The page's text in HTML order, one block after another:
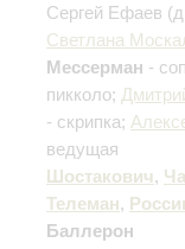
Сергей Ефаев
Светлана
Мессерман -
пикколо;
- скрипка;
ведущая
Шостакович,
Телеман,
Баллерон